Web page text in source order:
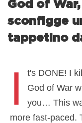
God of
sconfigge
tappetino
I
t's DONE! I
God of War
you… This
more fast-paced.